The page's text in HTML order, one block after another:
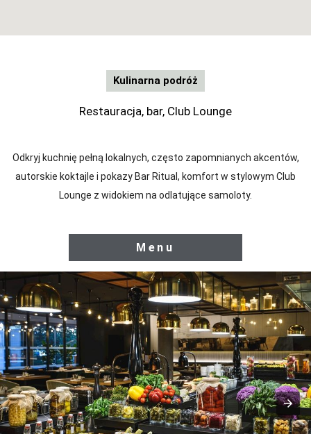
Kulinarna podróż
Restauracja, bar, Club Lounge
Odkryj kuchnię pełną lokalnych, często zapomnianych akcentów,
autorskie koktajle i pokazy Bar Ritual, komfort w stylowym Club
Lounge z widokiem na odlatujące samoloty.
Menu
u
l
i
n
a
r
n
a
p
o
d
r
ó
ż